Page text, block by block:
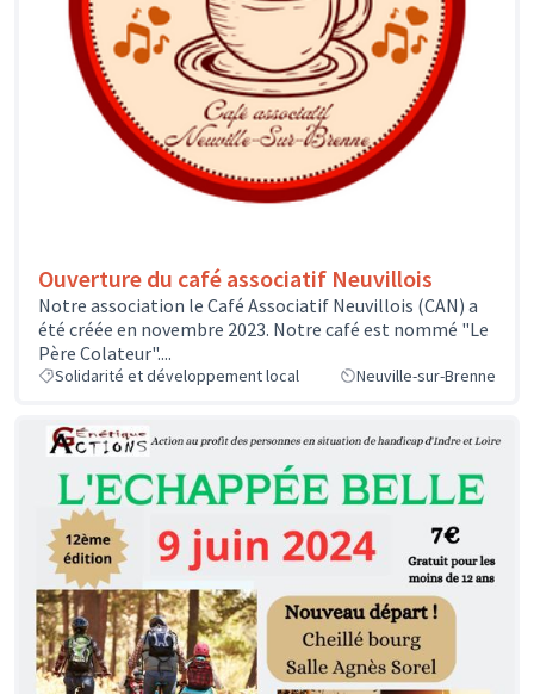
Ouverture du café associatif Neuvillois
Notre association le Café Associatif Neuvillois (CAN) a
été créée en novembre 2023. Notre café est nommé "Le
Père Colateur"....
Solidarité et développement local Neuville-sur-Brenne